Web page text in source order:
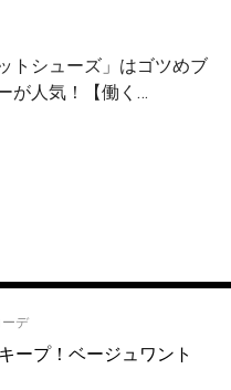
トシューズ」はゴツめブ
が人気！【働く…
デ
ープ！ベージュワント